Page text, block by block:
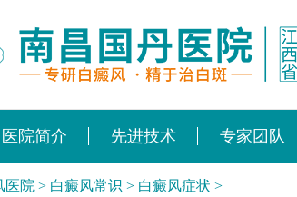
医院简介 先进技术 专家团队
医院 > 白癜风常识 > 白癜风症状 >